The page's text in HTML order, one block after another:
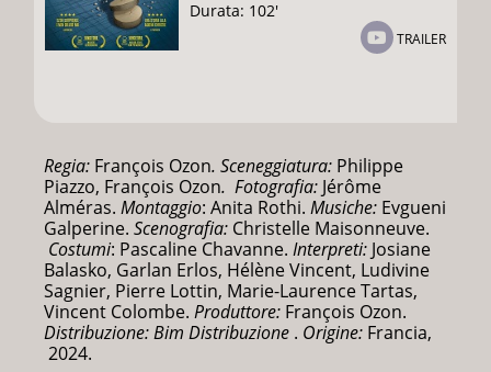
Durata: 102'
TRAILER
Regia: François Ozon. Sceneggiatura: Philippe
Piazzo, François Ozon. Fotografia: Jérôme
Alméras. Montaggio: Anita Rothi. Musiche: Evgueni
Galperine. Scenografia: Christelle Maisonneuve.
Costumi: Pascaline Chavanne. Interpreti: Josiane
Balasko, Garlan Erlos, Hélène Vincent, Ludivine
Sagnier, Pierre Lottin, Marie-Laurence Tartas,
Vincent Colombe. Produttore: François Ozon.
Distribuzione: Bim Distribuzione . Origine: Francia,
2024.